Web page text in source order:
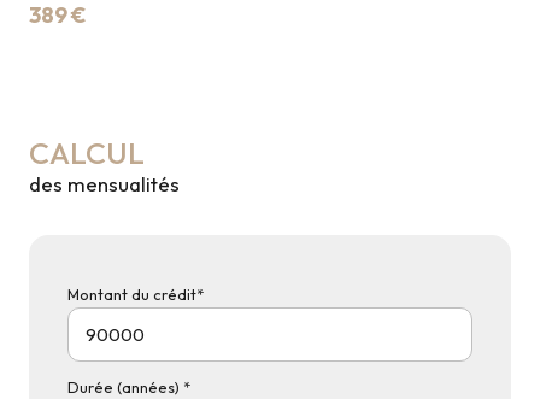
389 €
CALCUL
des mensualités
Montant du crédit*
Durée (années) *